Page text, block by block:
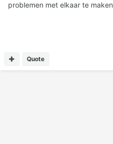
problemen met elkaar te
Quote